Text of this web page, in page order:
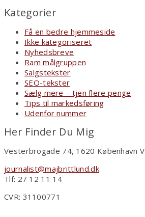
Kategorier
Få en bedre hjemmeside
Ikke kategoriseret
Nyhedsbreve
Ram målgruppen
Salgstekster
SEO-tekster
Sælg mere – tjen flere penge
Tips til markedsføring
Udenfor nummer
Her Finder Du Mig
Vesterbrogade 74, 1620 København V
journalist@majbrittlund.dk
Tlf: 27 12 11 14
CVR: 31100771